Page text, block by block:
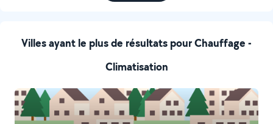
Villes ayant le plus de résultats pour Chauffage -
Climatisation